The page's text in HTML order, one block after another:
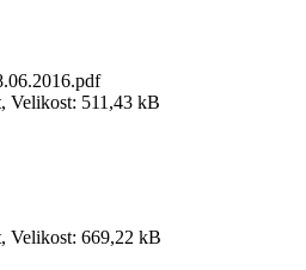
Velikost: 511,43 kB
Velikost: 669,22 kB